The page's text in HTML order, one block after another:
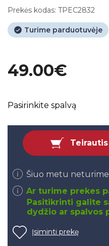
Prekės kodas: TPEC2832
Turime parduotuvėje
49.00€
Pasirinkite spalvą
Šiuo metu neturime
Ar turime prekes
Pasitikrinti galite
dydžio ar spalvos
Įsiminti prekę